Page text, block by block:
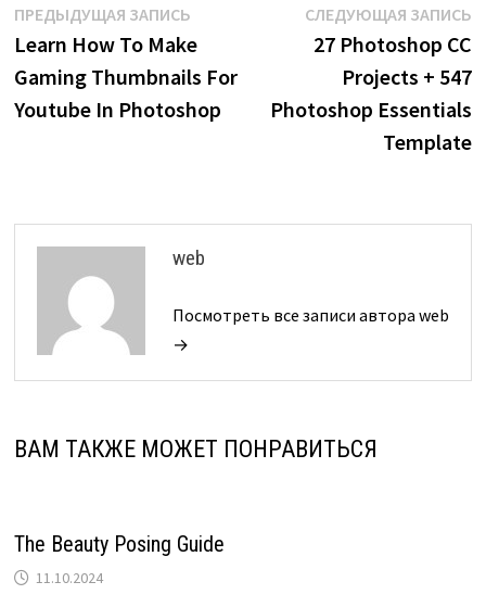
Навигация
по
записям
ПРЕДЫДУЩАЯ ЗАПИСЬПредыдущая
запись:
Learn How To Make
Gaming Thumbnails For
Youtube In Photoshop
СЛЕДУЮЩАЯ ЗАПИСЬ
27 Photoshop CC
Projects + 547
Photoshop Essentials
Template
web
Посмотреть все записи автора web
→
ВАМ ТАКЖЕ МОЖЕТ ПОНРАВИТЬСЯ
The Beauty Posing Guide
11.10.2024